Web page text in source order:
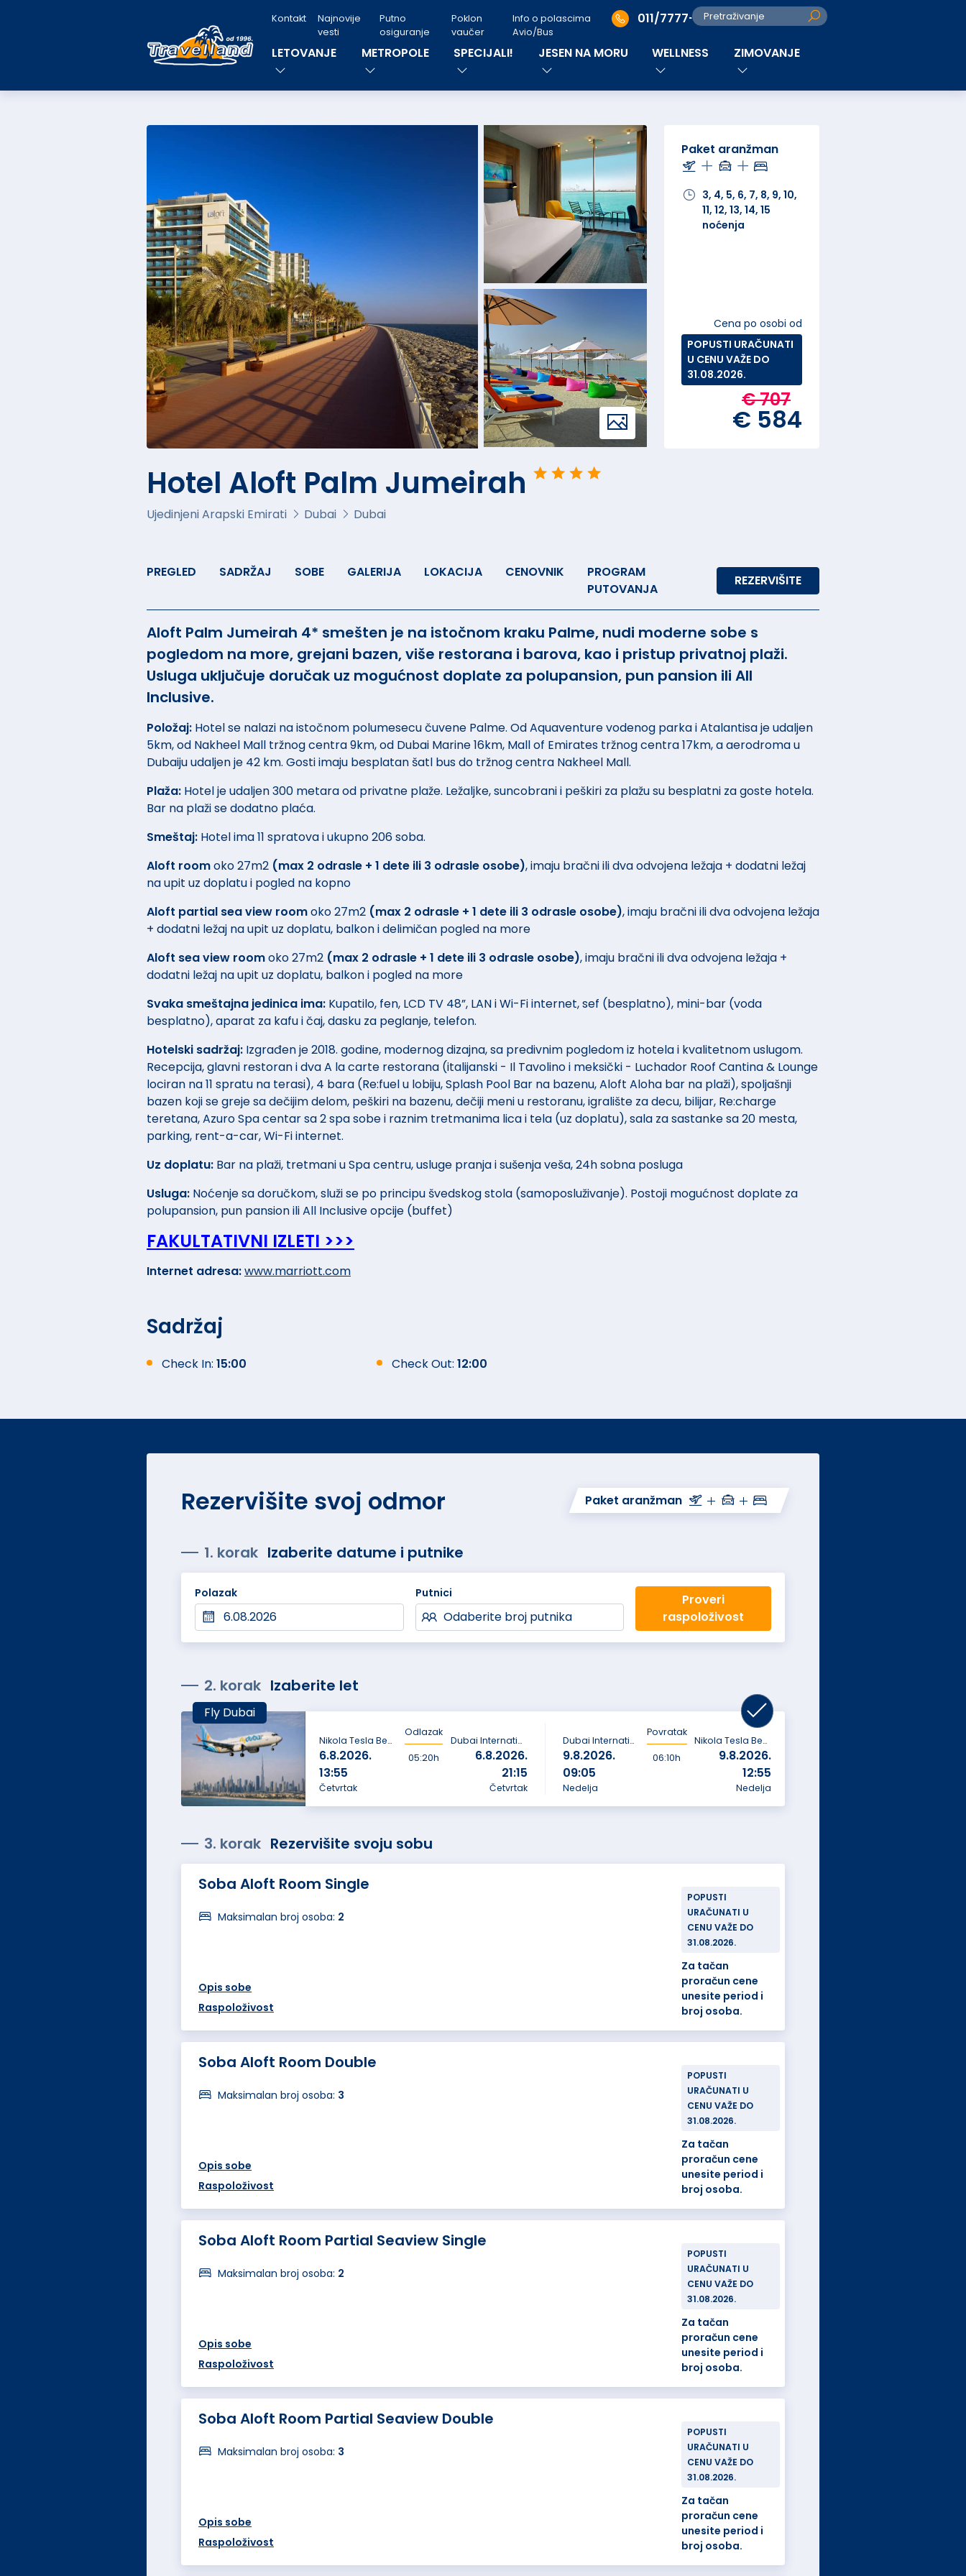
Pretraživanje
Kontakt
Najnovije
vesti
Putno
osiguranje
Poklon
vaučer
Info o polascima
Avio/Bus
011/7777-280
LETOVANJE METROPOLE SPECIJALI! JESEN NA MORU WELLNESS ZIMOVANJE
Paket aranžman
3, 4, 5, 6, 7, 8, 9, 10,
11, 12, 13, 14, 15
noćenja
Cena po osobi od
POPUSTI URAČUNATI
U CENU VAŽE DO
31.08.2026.
€ 707
€ 584
Hotel Aloft Palm Jumeirah
Ujedinjeni Arapski Emirati Dubai Dubai
PREGLED SADRŽAJ SOBE GALERIJA LOKACIJA CENOVNIK
PROGRAM
PUTOVANJA
REZERVIŠITE
Aloft Palm Jumeirah 4* smešten je na istočnom kraku Palme, nudi moderne sobe s
pogledom na more, grejani bazen, više restorana i barova, kao i pristup privatnoj plaži.
Usluga uključuje doručak uz mogućnost doplate za polupansion, pun pansion ili All
Inclusive.
Položaj: Hotel se nalazi na istočnom polumesecu čuvene Palme. Od Aquaventure vodenog parka i Atalantisa je udaljen
5km, od Nakheel Mall tržnog centra 9km, od Dubai Marine 16km, Mall of Emirates tržnog centra 17km, a aerodroma u
Dubaiju udaljen je 42 km. Gosti imaju besplatan šatl bus do tržnog centra Nakheel Mall.
Plaža: Hotel je udaljen 300 metara od privatne plaže. Ležaljke, suncobrani i peškiri za plažu su besplatni za goste hotela.
Bar na plaži se dodatno plaća.
Smeštaj: Hotel ima 11 spratova i ukupno 206 soba.
Aloft roomoko 27m2 (max 2 odrasle + 1 dete ili 3 odrasle osobe), imaju bračni ili dva odvojena ležaja + dodatni ležaj
na upit uz doplatu i pogled na kopno
Aloft partial sea view roomoko 27m2 (max 2 odrasle + 1 dete ili 3 odrasle osobe), imaju bračni ili dva odvojena ležaja
+ dodatni ležaj na upit uz doplatu, balkon i delimičan pogled na more
Aloft sea view roomoko 27m2 (max 2 odrasle + 1 dete ili 3 odrasle osobe), imaju bračni ili dva odvojena ležaja +
dodatni ležaj na upit uz doplatu, balkon i pogled na more
Svaka smeštajna jedinica ima: Kupatilo, fen, LCD TV 48”, LAN i Wi-Fi internet, sef (besplatno), mini-bar (voda
besplatno), aparat za kafu i čaj, dasku za peglanje, telefon.
Hotelski sadržaj: Izgrađen je 2018. godine, modernog dizajna, sa predivnim pogledom iz hotela i kvalitetnom uslugom.
Recepcija, glavni restoran i dva A la carte restorana (italijanski - Il Tavolino i meksički - Luchador Roof Cantina & Lounge
lociran na 11 spratu na terasi), 4 bara (Re:fuel u lobiju, Splash Pool Bar na bazenu, Aloft Aloha bar na plaži), spoljašnji
bazen koji se greje sa dečijim delom, peškiri na bazenu, dečiji meni u restoranu, igralište za decu, bilijar, Re:charge
teretana, Azuro Spa centar sa 2 spa sobe i raznim tretmanima lica i tela (uz doplatu), sala za sastanke sa 20 mesta,
parking, rent-a-car, Wi-Fi internet.
Uz doplatu: Bar na plaži, tretmani u Spa centru, usluge pranja i sušenja veša, 24h sobna posluga
Usluga: Noćenje sa doručkom, služi se po principu švedskog stola (samoposluživanje). Postoji mogućnost doplate za
polupansion, pun pansion ili All Inclusive opcije (buffet)
FAKULTATIVNI IZLETI >>>
Internet adresa:www.marriott.com
Sadržaj
Check In: 15:00 Check Out: 12:00
Rezervišite svoj odmor Paket aranžman
1. korak Izaberite datume i putnike
Polazak Putnici
Odaberite broj putnika
Proveri
raspoloživost
2. korak Izaberite let
Fly Dubai
Nikola Tesla Beograd
6.8.2026.
13:55
Četvrtak
Odlazak
05:20h
Dubai International airport
6.8.2026.
21:15
Četvrtak
Dubai International airport
9.8.2026.
09:05
Nedelja
Povratak
06:10h
Nikola Tesla Beograd
9.8.2026.
12:55
Nedelja
3. korak Rezervišite svoju sobu
Soba Aloft Room Single
Maksimalan broj osoba: 2
Opis sobe
Raspoloživost
POPUSTI
URAČUNATI U
CENU VAŽE DO
31.08.2026.
Za tačan
proračun cene
unesite period i
broj osoba.
Soba Aloft Room Double
Maksimalan broj osoba: 3
Opis sobe
Raspoloživost
POPUSTI
URAČUNATI U
CENU VAŽE DO
31.08.2026.
Za tačan
proračun cene
unesite period i
broj osoba.
Soba Aloft Room Partial Seaview Single
Maksimalan broj osoba: 2
Opis sobe
Raspoloživost
POPUSTI
URAČUNATI U
CENU VAŽE DO
31.08.2026.
Za tačan
proračun cene
unesite period i
broj osoba.
Soba Aloft Room Partial Seaview Double
Maksimalan broj osoba: 3
Opis sobe
Raspoloživost
POPUSTI
URAČUNATI U
CENU VAŽE DO
31.08.2026.
Za tačan
proračun cene
unesite period i
broj osoba.